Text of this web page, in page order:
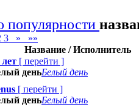
популярности
3 »
»»
Название / Исполнитель
лет [ перейти ]
деньБелый день
[ перейти ]
деньБелый день